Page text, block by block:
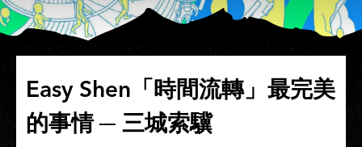
Easy Shen「時間流轉」最完美
的事情 ─ 三城索驥